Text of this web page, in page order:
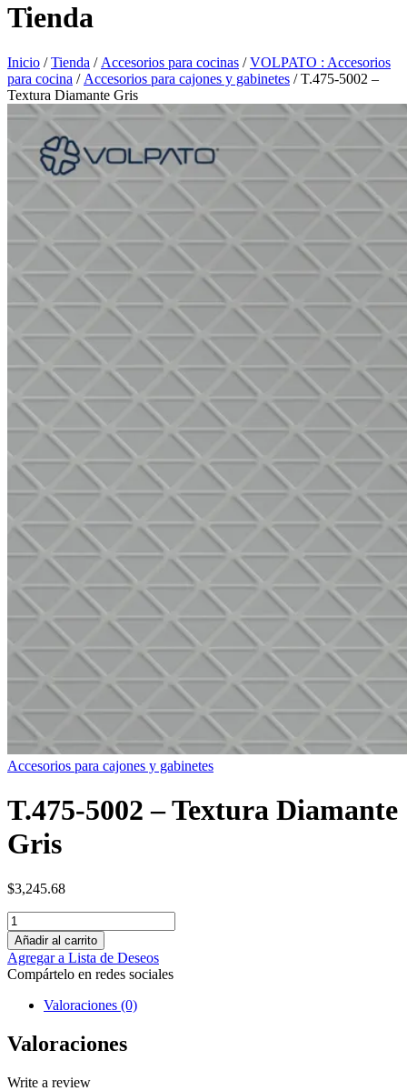
Tienda
Inicio /Tienda / Accesorios para cocinas /VOLPATO : Accesorios
para cocina / Accesorios para cajones y gabinetes / T.475-5002 –
Textura Diamante Gris
Accesorios para cajones y gabinetes
T.475-5002 – Textura Diamante
Gris
$3,245.68
Añadir al carrito
Agregar a Lista de Deseos
Compártelo en redes sociales
Valoraciones (0)
Valoraciones
Write a review